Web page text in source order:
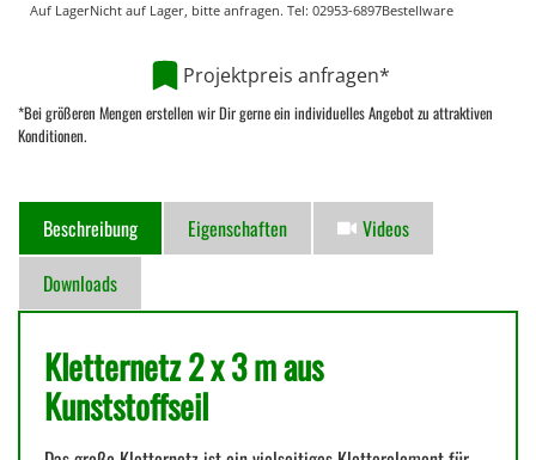
Auf LagerNicht auf Lager, bitte anfragen. Tel: 02953-6897Bestellware
Projektpreis anfragen*
*Bei größeren Mengen erstellen wir Dir gerne ein individuelles Angebot zu attraktiven
Konditionen.
Beschreibung Eigenschaften
Videos
Downloads
Kletternetz 2 x 3 m aus
Kunststoffseil